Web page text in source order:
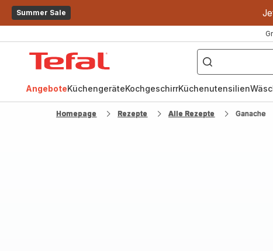
Summer Sale
["OptiGrill","Easy
Fry","Pfanne"]
AngeboteKüchengeräteKochgeschirrKüchenutensilien
Homepage Rezepte Alle Rezepte Ganache